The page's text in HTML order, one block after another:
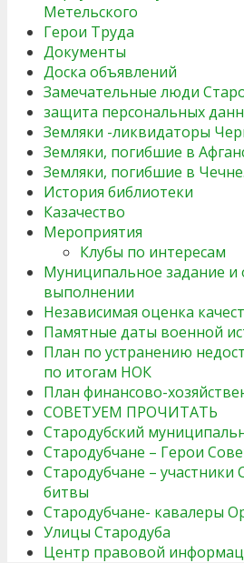
Метельского
Герои Труда
Документы
Доска объявлений
Замечательные люди
защита персональных
Земляки -ликвидаторы
Земляки, погибшие в
Земляки, погибшие в Чечне.
История библиотеки
Казачество
Мероприятия
Клубы по интересам
Муниципальное задание и
выполнении
Независимая оценка
Памятные даты военной
План по устранению
по итогам НОК
План финансово-
СОВЕТУЕМ ПРОЧИТАТЬ
Стародубский
Стародубчане – Герои
Стародубчане – участники
битвы
Стародубчане- кавалеры
Улицы Стародуба
Центр правовой